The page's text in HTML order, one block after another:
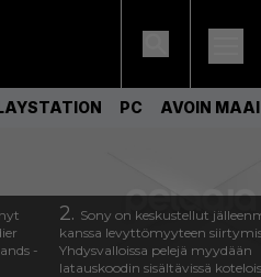
PC AVOIN
-
2. Sony on keskustellut
kanssa levyttömyyteen
Yhdysvalloissa pelejä myydään
latauskoodin sisältävissä